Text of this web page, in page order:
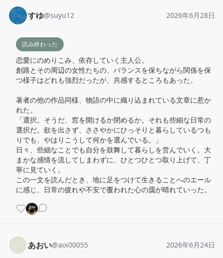
すゆ@suyu12 2026年6月28日
読み終わった
恋愛にのめりこみ、依存していく主人公。
創路とその周辺の女性たちの、バランスを保ちながら関係を保
つ様子はどれも強烈だったが、共感するところもあった。
著者の他の作品同様、物語の中に織り込まれている文章に惹か
れた。
「選択。そうだ、窓を開けるか閉めるか。それも些細な日常の
選択だ。欲を出さず、ささやかにひっそりと暮らしているつも
りでも、やはりこうして何かを選んでいる。」
日々、些細なことでも自分を鼓舞して暮らしを営んでいく。大
まかな感情を流してしまわずに、ひとつひとつ取り上げて、丁
寧に見ていく。
この一文を読んだとき、地に足をつけて生きることへのエール
に感じ、日常の疲れや不安で覆われた心の靄が晴れていった。
あおい@aoi00055 2026年6月24日